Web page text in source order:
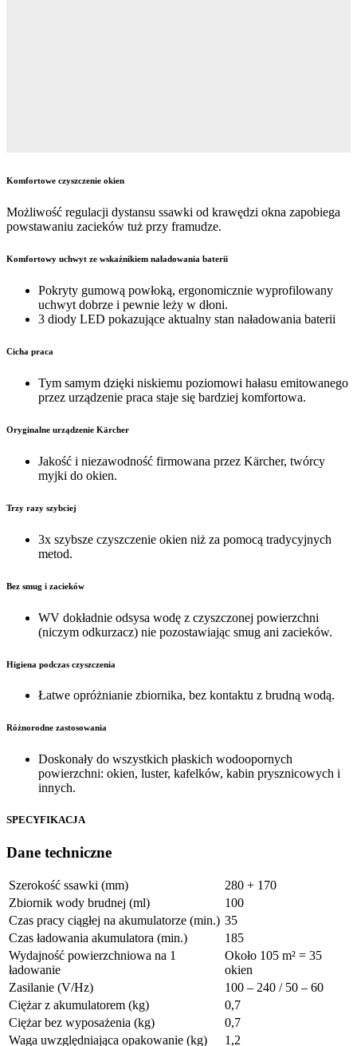
Komfortowe czyszczenie okien
Możliwość regulacji dystansu ssawki od krawędzi okna zapobiega
powstawaniu zacieków tuż przy framudze.
Komfortowy uchwyt ze wskaźnikiem naładowania baterii
Pokryty gumową powłoką, ergonomicznie wyprofilowany
uchwyt dobrze i pewnie leży w dłoni.
3 diody LED pokazujące aktualny stan naładowania baterii
Cicha praca
Tym samym dzięki niskiemu poziomowi hałasu emitowanego
przez urządzenie praca staje się bardziej komfortowa.
Oryginalne urządzenie Kärcher
Jakość i niezawodność firmowana przez Kärcher, twórcy
myjki do okien.
Trzy razy szybciej
3x szybsze czyszczenie okien niż za pomocą tradycyjnych
metod.
Bez smug i zacieków
WV dokładnie odsysa wodę z czyszczonej powierzchni
(niczym odkurzacz) nie pozostawiając smug ani zacieków.
Higiena podczas czyszczenia
Łatwe opróżnianie zbiornika, bez kontaktu z brudną wodą.
Różnorodne zastosowania
Doskonały do wszystkich płaskich wodoopornych
powierzchni: okien, luster, kafelków, kabin prysznicowych i
innych.
SPECYFIKACJA
Dane techniczne
Szerokość ssawki (mm)
280 + 170
Zbiornik wody brudnej (ml)
100
Czas pracy ciągłej na akumulatorze (min.) 35
Czas ładowania akumulatora (min.)
185
Wydajność powierzchniowa na 1
ładowanie
Około 105 m² = 35
okien
Zasilanie (V/Hz)
100 – 240 / 50 – 60
Ciężar z akumulatorem (kg)
0,7
Ciężar bez wyposażenia (kg)
0,7
Waga uwzględniająca opakowanie (kg)
1,2